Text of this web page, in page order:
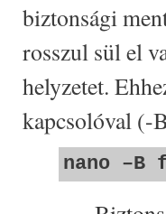
biztonsági
rosszul sül el
helyzetet.
kapcsolóval (-
nano –B